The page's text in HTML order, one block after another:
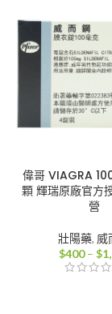
偉哥 VIAGRA
顆 輝瑞原廠官方
營
壯陽藥, 威
$400 – $